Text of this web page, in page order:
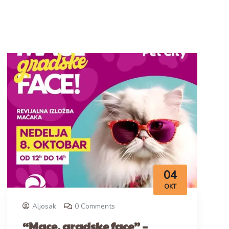
04
OKT
Aljosak 0 Comments
“Mace, gradske face” –